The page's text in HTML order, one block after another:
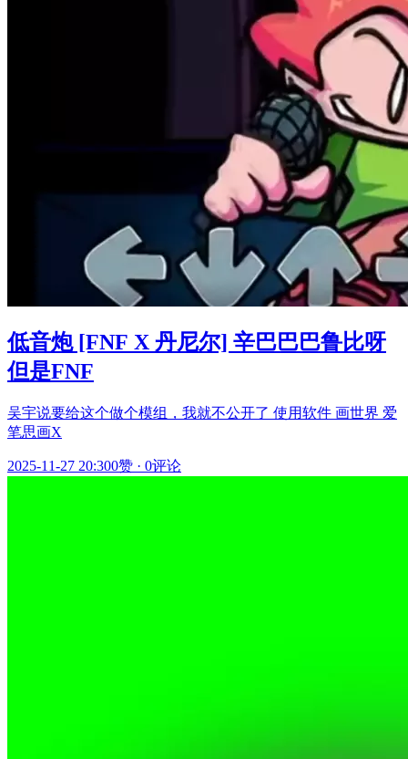
低音炮 [FNF X 丹尼尔] 辛巴巴巴鲁比呀
但是FNF
吴宇说要给这个做个模组，我就不公开了 使用软件 画世界 爱
笔思画X
2025-11-27 20:300赞 · 0评论